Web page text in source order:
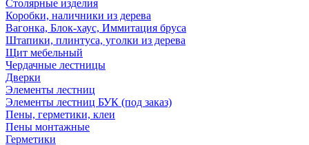
Столярные изделия
Коробки, наличники из дерева
Вагонка, Блок-хаус, Иммитация бруса
Штапики, плинтуса, уголки из дерева
Щит мебельный
Чердачные лестницы
Дверки
Элементы лестниц
Элементы лестниц БУК (под заказ)
Пены, герметики, клеи
Пены монтажные
Герметики